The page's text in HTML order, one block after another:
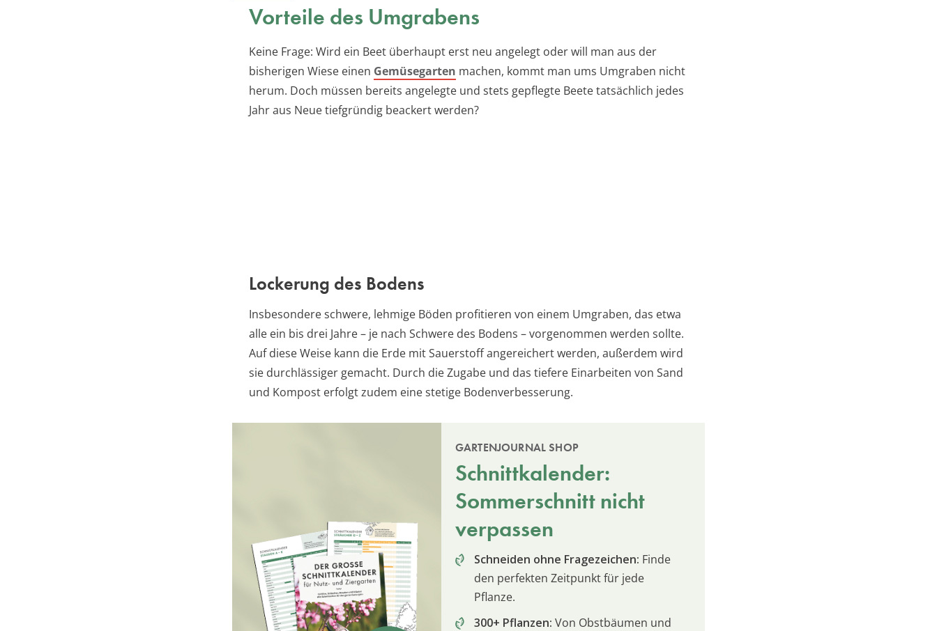
Vorteile des Umgrabens
Keine Frage: Wird ein Beet überhaupt erst neu angelegt oder will man aus der
bisherigen Wiese einen Gemüsegarten machen, kommt man ums Umgraben nicht
herum. Doch müssen bereits angelegte und stets gepflegte Beete tatsächlich jedes
Jahr aus Neue tiefgründig beackert werden?
Lockerung des Bodens
Insbesondere schwere, lehmige Böden profitieren von einem Umgraben, das etwa
alle ein bis drei Jahre – je nach Schwere des Bodens – vorgenommen werden sollte.
Auf diese Weise kann die Erde mit Sauerstoff angereichert werden, außerdem wird
sie durchlässiger gemacht. Durch die Zugabe und das tiefere Einarbeiten von Sand
und Kompost erfolgt zudem eine stetige Bodenverbesserung.
GARTENJOURNAL SHOP
Schnittkalender:
Sommerschnitt nicht
verpassen
Schneiden ohne Fragezeichen: Finde
den perfekten Zeitpunkt für jede
Pflanze.
300+ Pflanzen: Von Obstbäumen und